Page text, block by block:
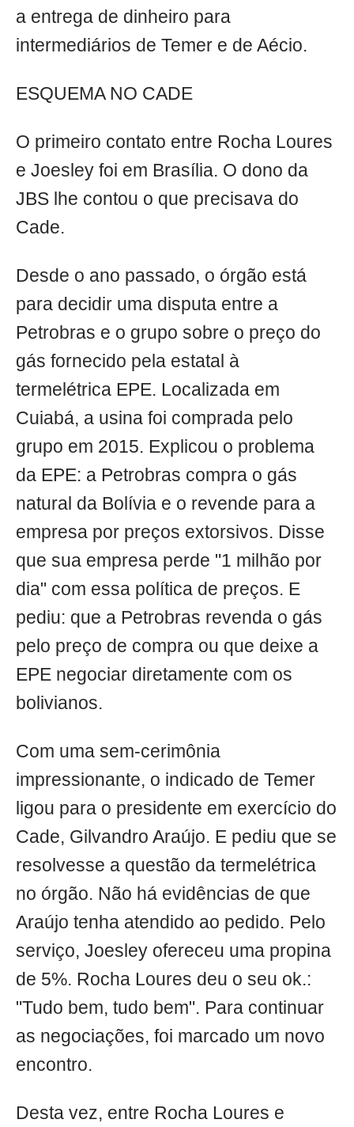
a entrega de dinheiro para
intermediários de Temer e de Aécio.
ESQUEMA NO CADE
O primeiro contato entre Rocha Loures
e Joesley foi em Brasília. O dono da
JBS lhe contou o que precisava do
Cade.
Desde o ano passado, o órgão está
para decidir uma disputa entre a
Petrobras e o grupo sobre o preço do
gás fornecido pela estatal à
termelétrica EPE. Localizada em
Cuiabá, a usina foi comprada pelo
grupo em 2015. Explicou o problema
da EPE: a Petrobras compra o gás
natural da Bolívia e o revende para a
empresa por preços extorsivos. Disse
que sua empresa perde "1 milhão por
dia" com essa política de preços. E
pediu: que a Petrobras revenda o gás
pelo preço de compra ou que deixe a
EPE negociar diretamente com os
bolivianos.
Com uma sem-cerimônia
impressionante, o indicado de Temer
ligou para o presidente em exercício do
Cade, Gilvandro Araújo. E pediu que se
resolvesse a questão da termelétrica
no órgão. Não há evidências de que
Araújo tenha atendido ao pedido. Pelo
serviço, Joesley ofereceu uma propina
de 5%. Rocha Loures deu o seu ok.:
"Tudo bem, tudo bem". Para continuar
as negociações, foi marcado um novo
encontro.
Desta vez, entre Rocha Loures e